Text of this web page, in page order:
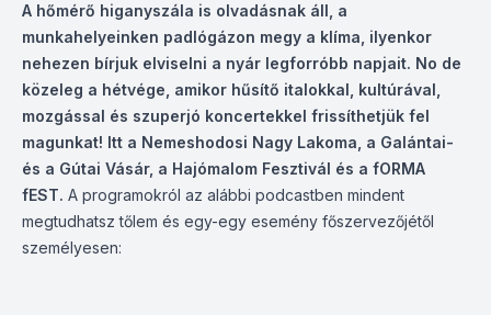
A hőmérő higanyszála is olvadásnak áll, a
munkahelyeinken padlógázon megy a klíma, ilyenkor
nehezen bírjuk elviselni a nyár legforróbb napjait. No de
közeleg a hétvége, amikor hűsítő italokkal, kultúrával,
mozgással és szuperjó koncertekkel frissíthetjük fel
magunkat! Itt a Nemeshodosi Nagy Lakoma, a Galántai-
és a Gútai Vásár, a Hajómalom Fesztivál és a fORMA
fEST. A programokról az alábbi podcastben mindent
megtudhatsz tőlem és egy-egy esemény főszervezőjétől
személyesen: